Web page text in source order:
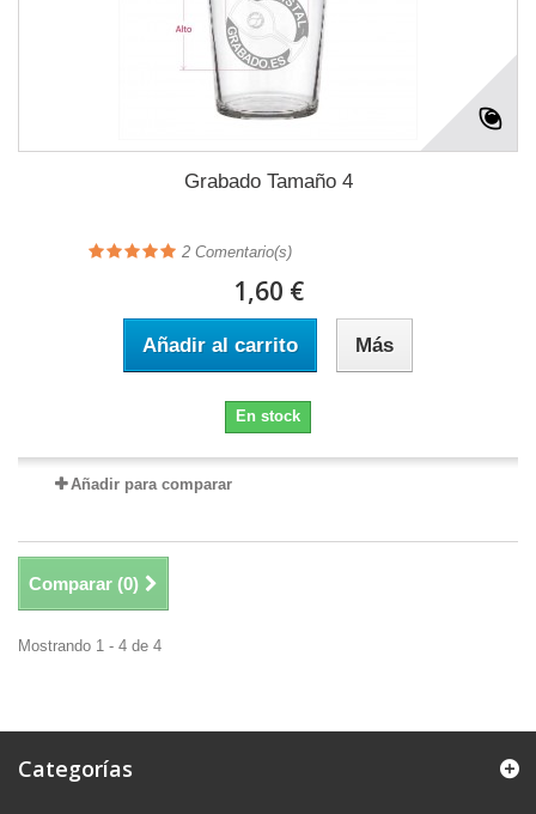
Grabado Tamaño 4
2 Comentario(s)
1,60 €
Añadir al carrito Más
En stock
Añadir para comparar
Comparar (0)
Mostrando 1 - 4 de 4
Categorías